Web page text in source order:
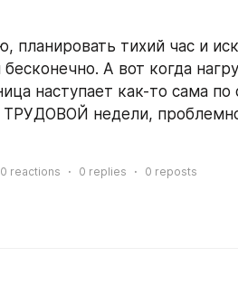
планировать тихий час и
А вот когда
наступает как-то сама по
ТРУДОВОЙ недели,
0 reactions 0 replies 0 reposts